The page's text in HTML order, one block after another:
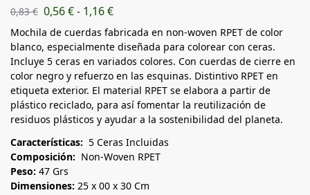
0,83€ 0,56€- 1,16€
Mochila de cuerdas fabricada en non-woven RPET de color
blanco, especialmente diseñada para colorear con ceras.
Incluye 5 ceras en variados colores. Con cuerdas de cierre en
color negro y refuerzo en las esquinas. Distintivo RPET en
etiqueta exterior. El material RPET se elabora a partir de
plástico reciclado, para así fomentar la reutilización de
residuos plásticos y ayudar a la sostenibilidad del planeta.
Características: 5 Ceras Incluidas
Composición: Non-Woven RPET
Peso: 47 Grs
Dimensiones: 25 x 00 x 30 Cm